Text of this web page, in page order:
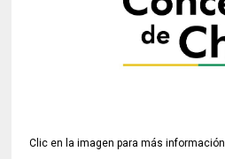
Clic en la imagen para más información